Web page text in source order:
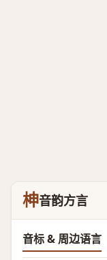
柛音韵方言
音标 & 周边语言